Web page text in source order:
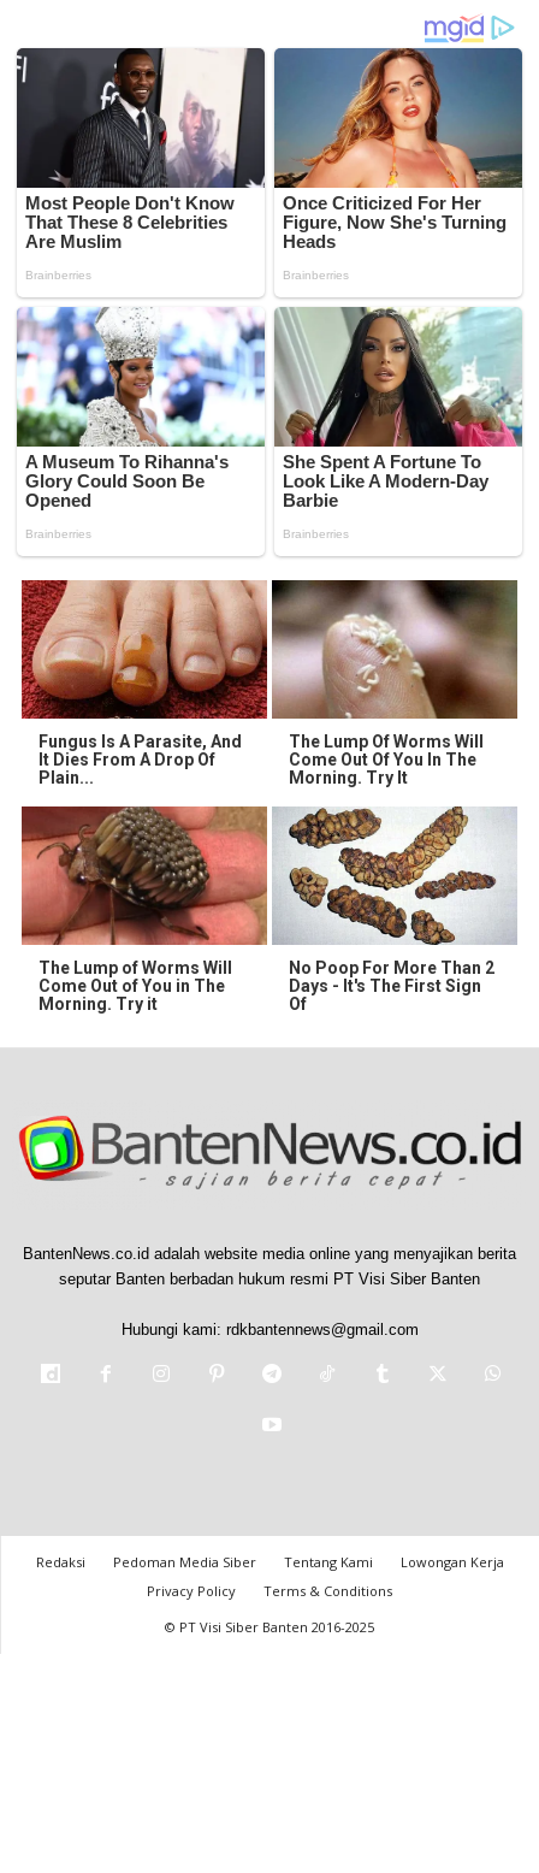
Fungus Is A Parasite, And
It Dies From A Drop Of
Plain...
The Lump Of Worms Will
Come Out Of You In The
Morning. Try It
The Lump of Worms Will
Come Out of You in The
Morning. Try it
No Poop For More Than 2
Days - It's The First Sign
Of
BantenNews.co.id adalah website media online yang menyajikan berita
seputar Banten berbadan hukum resmi PT Visi Siber Banten
Hubungi kami: rdkbantennews@gmail.com
Redaksi Pedoman Media Siber Tentang Kami
Lowongan Kerja
Privacy Policy
Terms & Conditions
© PT Visi Siber Banten 2016-2025